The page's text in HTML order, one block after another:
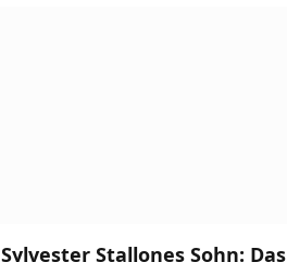
Sylvester Stallones Sohn: Das